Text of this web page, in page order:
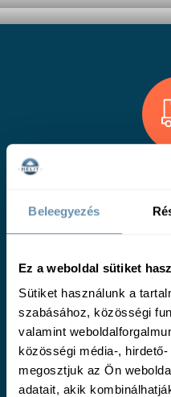
Beleegyezés
Ez a weboldal sütiket
Sütiket használunk a
szabásához, közösségi
valamint
közösségi média-,
megosztjuk az Ön
adatait, akik
24 órán
Dedikált
Több ezer